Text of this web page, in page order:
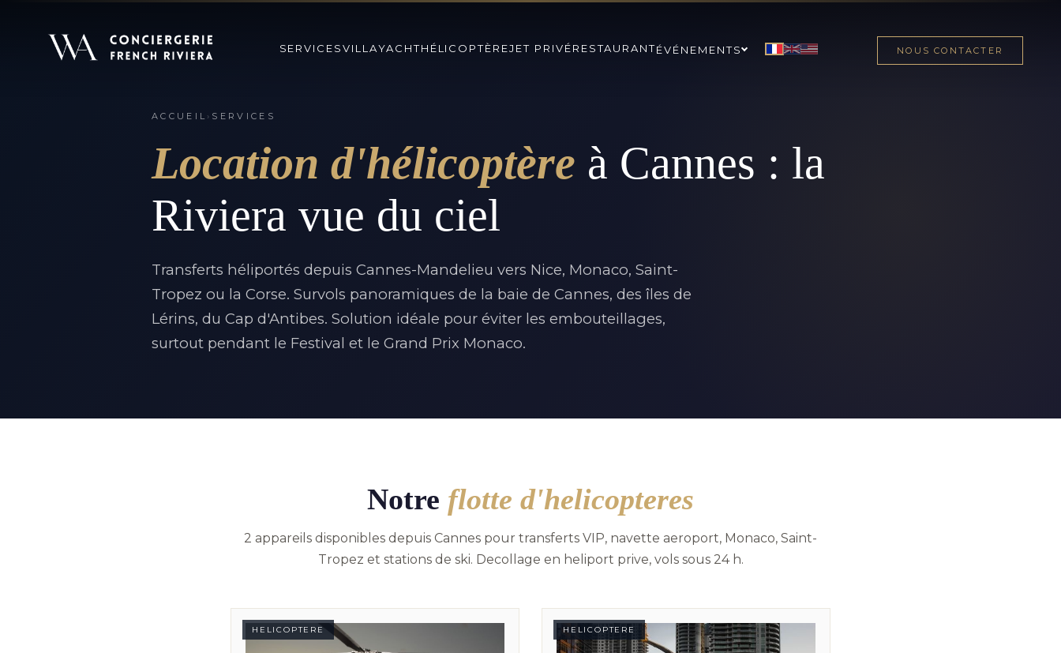
SERVICESVILLAYACHTHÉLICOPTÈREJET PRIVÉRESTAURANTÉVÉNEMENTS NOUS CONTACTER
ACCUEIL › SERVICES
Location d'hélicoptère à Cannes : la
Riviera vue du ciel
Transferts héliportés depuis Cannes-Mandelieu vers Nice, Monaco, Saint-
Tropez ou la Corse. Survols panoramiques de la baie de Cannes, des îles de
Lérins, du Cap d'Antibes. Solution idéale pour éviter les embouteillages,
surtout pendant le Festival et le Grand Prix Monaco.
Notre flotte d'helicopteres
2 appareils disponibles depuis Cannes pour transferts VIP, navette aeroport, Monaco, Saint-
Tropez et stations de ski. Decollage en heliport prive, vols sous 24 h.
HELICOPTERE HELICOPTERE